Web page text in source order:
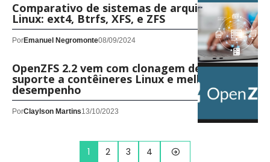
Comparativo de sistemas de arquivos no
Linux: ext4, Btrfs, XFS, e ZFS
PorEmanuel Negromonte08/09/2024
OpenZFS 2.2 vem com clonagem de blocos,
suporte a contêineres Linux e melhor
desempenho
PorClaylson Martins13/10/2023
1 2 3 4